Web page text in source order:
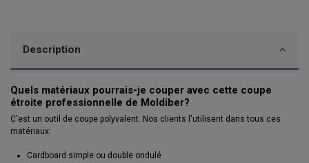
Description
Quels matériaux pourrais-je couper avec cette coupe
étroite professionnelle de Moldiber?
C'est un outil de coupe polyvalent. Nos clients l'utilisent dans tous ces
matériaux:
Cardboard simple ou double ondulé